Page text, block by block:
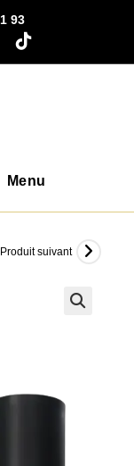
93
Menu
Produit suivant